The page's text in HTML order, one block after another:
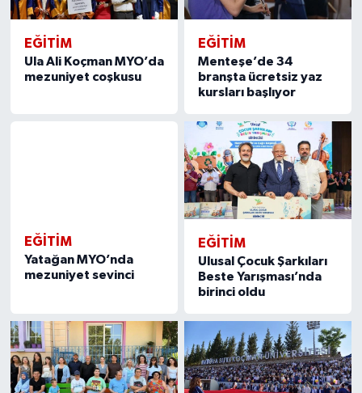
EĞITIM
Ula Ali Koçman MYO’da
mezuniyet coşkusu
EĞITIM
Menteşe’de 34
branşta ücretsiz yaz
kursları başlıyor
EĞITIM
Yatağan MYO’nda
mezuniyet sevinci
EĞITIM
Ulusal Çocuk Şarkıları
Beste Yarışması’nda
birinci oldu